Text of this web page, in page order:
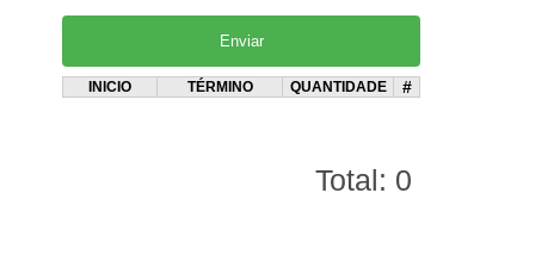
INICIO TÉRMINO QUANTIDADE #
Total: 0